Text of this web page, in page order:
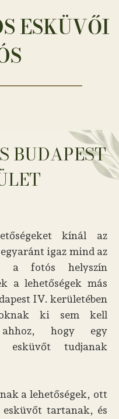
ESKÜVŐI
BUDAPEST
kínál az
igaz mind az
a fotós helyszín
a lehetőségek más
IV. kerületében
ki sem kell
hogy egy
esküvőt tudjanak
a lehetőségek, ott
esküvőt tartanak, és